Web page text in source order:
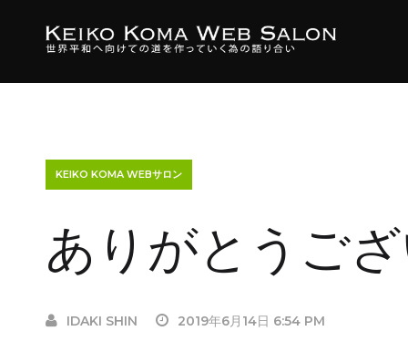
KEIKO KOMA WEBサロン
ありがとうご
IDAKI SHIN 2019年6月14日 6:54 PM